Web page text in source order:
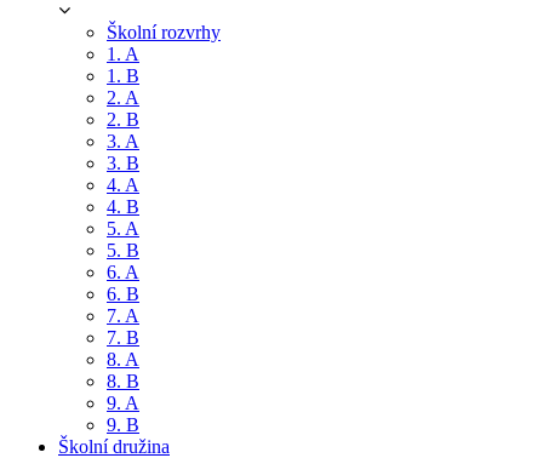
Školní rozvrhy
1. A
1. B
2. A
2. B
3. A
3. B
4. A
4. B
5. A
5. B
6. A
6. B
7. A
7. B
8. A
8. B
9. A
9. B
Školní družina